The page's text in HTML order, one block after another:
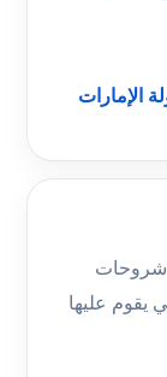
الإمارات
شروحات
يقوم عليها